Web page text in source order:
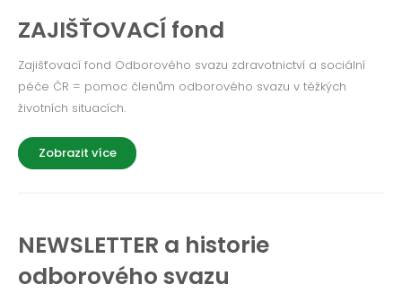
ZAJIŠŤOVACÍ fond
Zajišťovací fond Odborového svazu zdravotnictví a sociální
péče ČR = pomoc členům odborového svazu v těžkých
životních situacích.
Zobrazit více
NEWSLETTER a historie
odborového svazu